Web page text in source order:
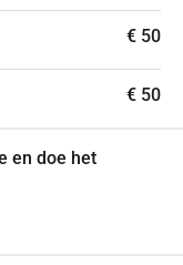
€ 50
€ 50
en doe het